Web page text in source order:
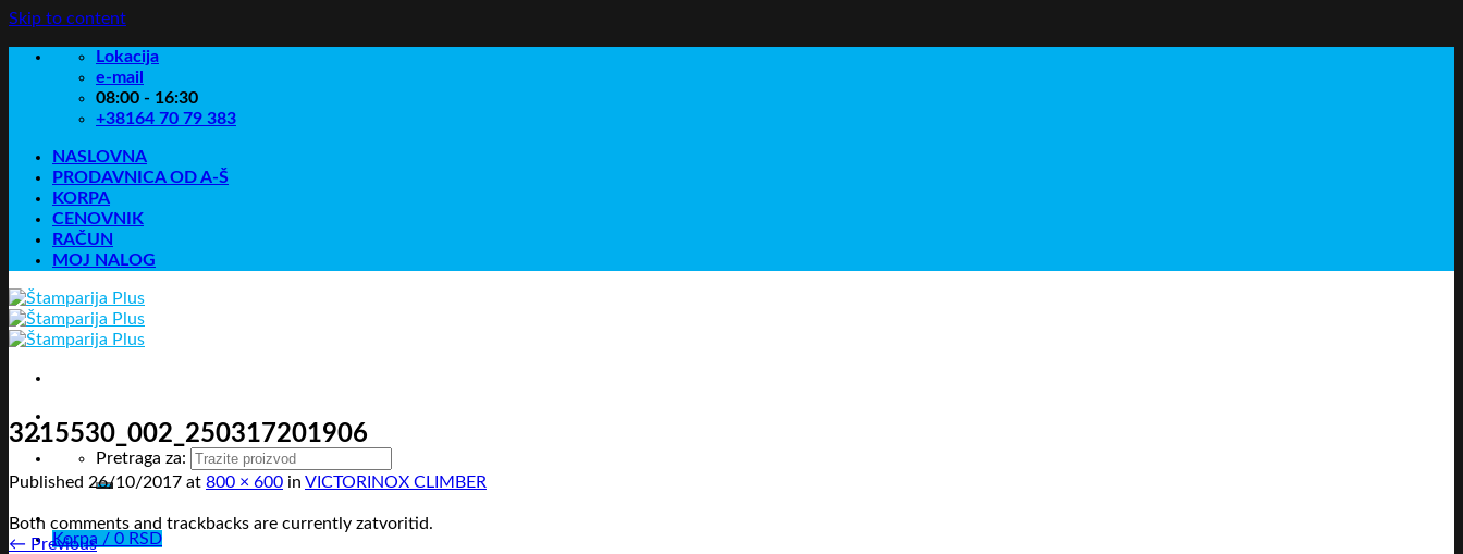
Skip to content
Lokacija
e-mail
08:00 - 16:30
+38164 70 79 383
NASLOVNA
PRODAVNICA OD A-Š
KORPA
CENOVNIK
RAČUN
MOJ NALOG
Pretraga za:
Korpa / 0 RSD
3215530_002_250317201906
Published 26/10/2017 at 800 × 600 in VICTORINOX CLIMBER
Both comments and trackbacks are currently zatvoritid.
← Previous